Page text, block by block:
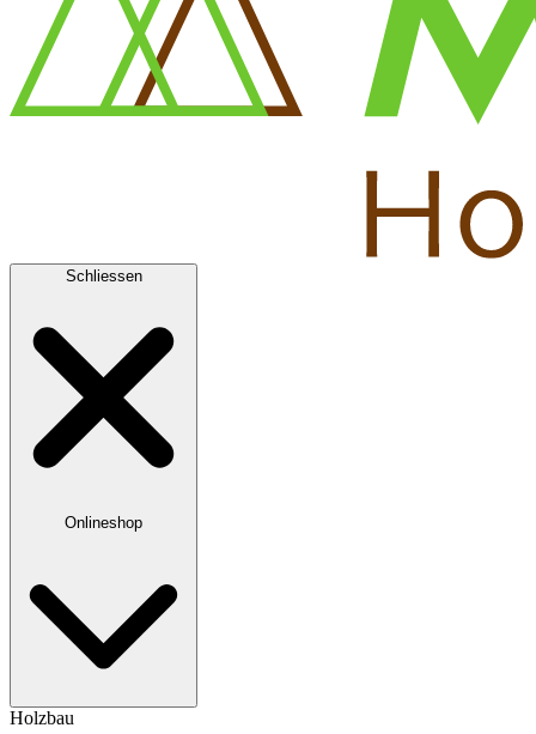
Schliessen
Onlineshop
Holzbau